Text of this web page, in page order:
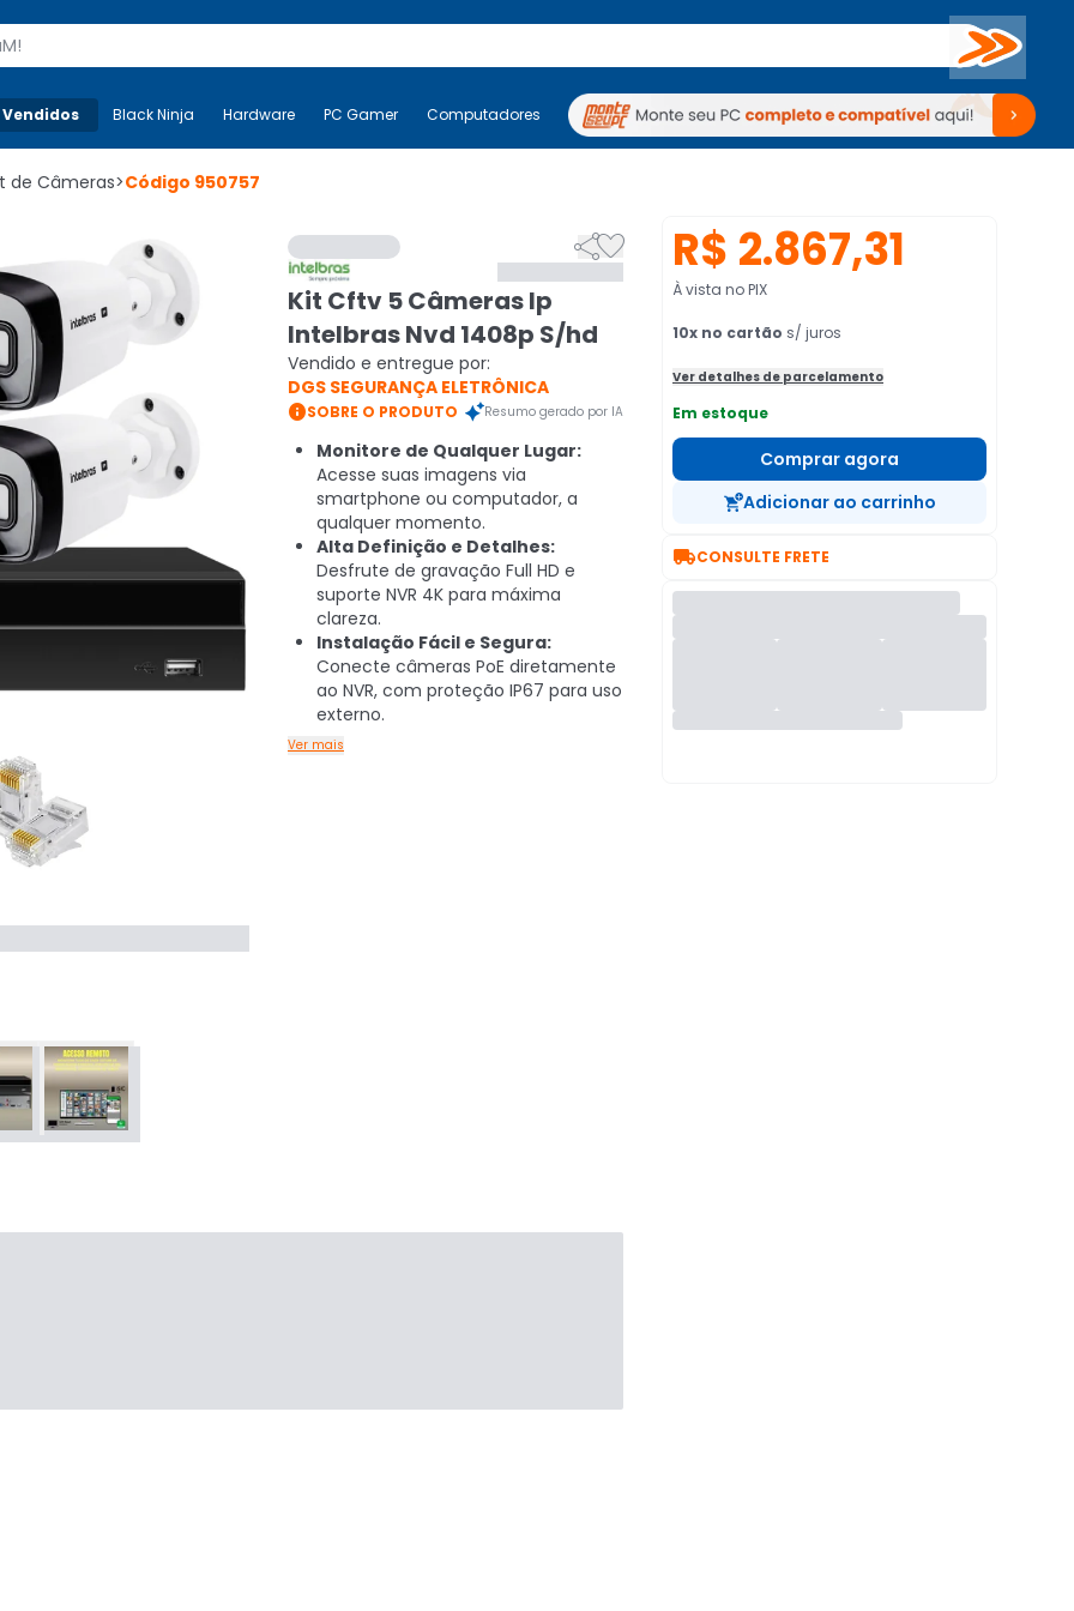
Buscar
Mais-v- Black Ninja Hardware PC Gamer Computadores Periféricos TV Venda no KaBuM!
Black Ninja Hardware PC Gamer Computadores Periféricos TV Venda no KaBuM!
de Câmeras>Código 950757

Kit Cftv 5 Câmeras Ip
Intelbras Nvd 1408p S/hd
Vendido e entregue por:
DGS SEGURANÇA ELETRÔNICA
SOBRE O PRODUTO Resumo gerado por IA
Monitore de Qualquer Lugar:
Acesse suas imagens via
smartphone ou computador, a
qualquer momento.
Alta Definição e Detalhes:
Desfrute de gravação Full HD e
suporte NVR 4K para máxima
clareza.
Instalação Fácil e Segura:
Conecte câmeras PoE diretamente
ao NVR, com proteção IP67 para uso
externo.
Ver mais
R$ 2.867,31
À vista no PIX
10x no cartão s/ juros
Ver detalhes de parcelamento
Em estoque
Comprar agora
Adicionar ao carrinho
CONSULTE FRETE